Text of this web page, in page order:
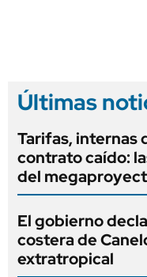
Últimas
Tarifas, internas
contrato caído:
del
El gobierno
costera de
extratropical